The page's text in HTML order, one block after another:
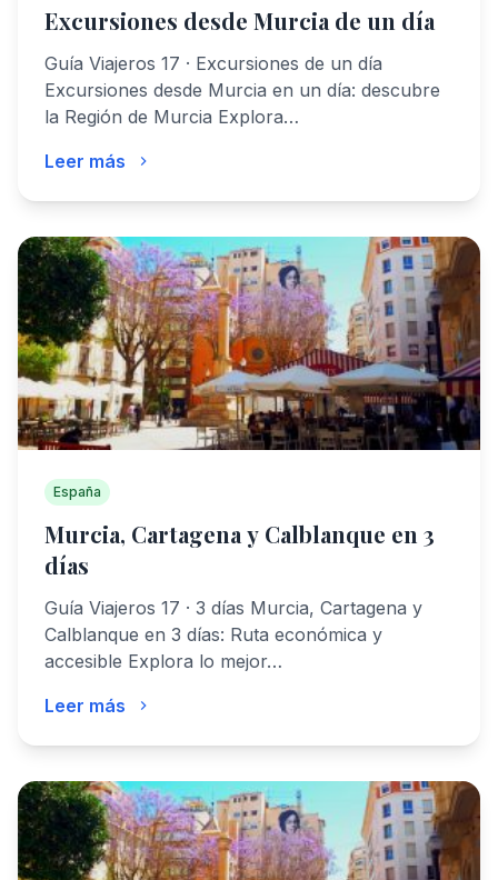
Excursiones desde Murcia de un día
Guía Viajeros 17 · Excursiones de un día
Excursiones desde Murcia en un día: descubre
la Región de Murcia Explora…
Leer más
España
Murcia, Cartagena y Calblanque en 3
días
Guía Viajeros 17 · 3 días Murcia, Cartagena y
Calblanque en 3 días: Ruta económica y
accesible Explora lo mejor…
Leer más